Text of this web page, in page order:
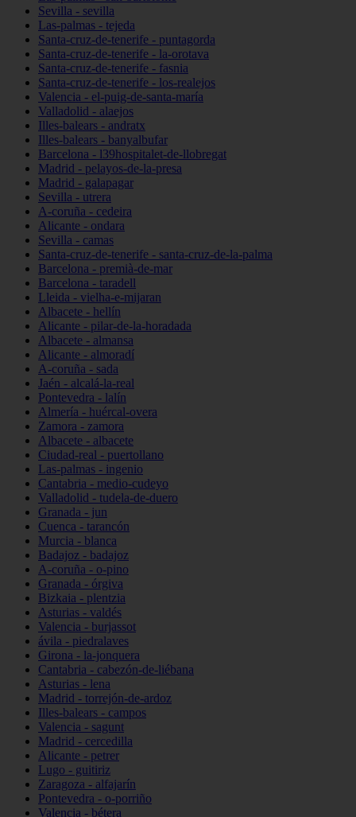
Sevilla - sevilla
Las-palmas - tejeda
Santa-cruz-de-tenerife - puntagorda
Santa-cruz-de-tenerife - la-orotava
Santa-cruz-de-tenerife - fasnia
Santa-cruz-de-tenerife - los-realejos
Valencia - el-puig-de-santa-maría
Valladolid - alaejos
Illes-balears - andratx
Illes-balears - banyalbufar
Barcelona - l39hospitalet-de-llobregat
Madrid - pelayos-de-la-presa
Madrid - galapagar
Sevilla - utrera
A-coruña - cedeira
Alicante - ondara
Sevilla - camas
Santa-cruz-de-tenerife - santa-cruz-de-la-palma
Barcelona - premià-de-mar
Barcelona - taradell
Lleida - vielha-e-mijaran
Albacete - hellín
Alicante - pilar-de-la-horadada
Albacete - almansa
Alicante - almoradí
A-coruña - sada
Jaén - alcalá-la-real
Pontevedra - lalín
Almería - huércal-overa
Zamora - zamora
Albacete - albacete
Ciudad-real - puertollano
Las-palmas - ingenio
Cantabria - medio-cudeyo
Valladolid - tudela-de-duero
Granada - jun
Cuenca - tarancón
Murcia - blanca
Badajoz - badajoz
A-coruña - o-pino
Granada - órgiva
Bizkaia - plentzia
Asturias - valdés
Valencia - burjassot
ávila - piedralaves
Girona - la-jonquera
Cantabria - cabezón-de-liébana
Asturias - lena
Madrid - torrejón-de-ardoz
Illes-balears - campos
Valencia - sagunt
Madrid - cercedilla
Alicante - petrer
Lugo - guitiriz
Zaragoza - alfajarín
Pontevedra - o-porriño
Valencia - bétera